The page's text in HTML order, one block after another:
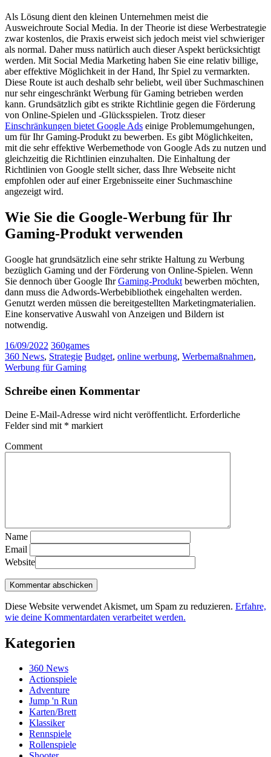
Als Lösung dient den kleinen Unternehmen meist die
Ausweichroute Social Media. In der Theorie ist diese Werbestrategie
zwar kostenlos, die Praxis erweist sich jedoch meist viel schwieriger
als normal. Daher muss natürlich auch dieser Aspekt berücksichtigt
werden. Mit Social Media Marketing haben Sie eine relativ billige,
aber effektive Möglichkeit in der Hand, Ihr Spiel zu vermarkten.
Diese Route ist auch deshalb sehr beliebt, weil über Suchmaschinen
nur sehr eingeschränkt Werbung für Gaming betrieben werden
kann. Grundsätzlich gibt es strikte Richtlinie gegen die Förderung
von Online-Spielen und -Glücksspielen. Trotz dieser
Einschränkungen bietet Google Ads einige Problemumgehungen,
um für Ihr Gaming-Produkt zu bewerben. Es gibt Möglichkeiten,
mit die sehr effektive Werbemethode von Google Ads zu nutzen und
gleichzeitig die Richtlinien einzuhalten. Die Einhaltung der
Richtlinien von Google stellt sicher, dass Ihre Webseite nicht
empfohlen oder auf einer Ergebnisseite einer Suchmaschine
angezeigt wird.
Wie Sie die Google-Werbung für Ihr
Gaming-Produkt verwenden
Google hat grundsätzlich eine sehr strikte Haltung zu Werbung
bezüglich Gaming und der Förderung von Online-Spielen. Wenn
Sie dennoch über Google IhrGaming-Produkt bewerben möchten,
dann muss die Adwords-Werbebibliothek eingehalten werden.
Genutzt werden müssen die bereitgestellten Marketingmaterialien.
Eine konservative Auswahl von Anzeigen und Bildern ist
notwendig.
16/09/2022 360games
360 News, Strategie Budget, online werbung, Werbemaßnahmen,
Werbung für Gaming
Schreibe einen Kommentar
Deine E-Mail-Adresse wird nicht veröffentlicht. Erforderliche
Felder sind mit * markiert
Comment
Name
Email
Website
Diese Website verwendet Akismet, um Spam zu reduzieren. Erfahre,
wie deine Kommentardaten verarbeitet werden.
Kategorien
360 News
Actionspiele
Adventure
Jump 'n Run
Karten/Brett
Klassiker
Rennspiele
Rollenspiele